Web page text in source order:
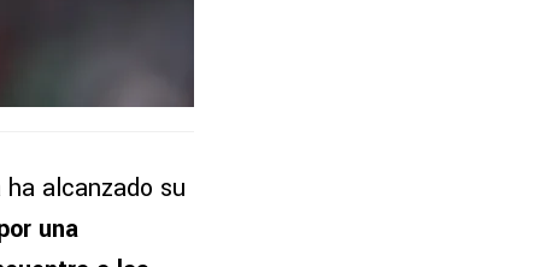
alcanzado su
una